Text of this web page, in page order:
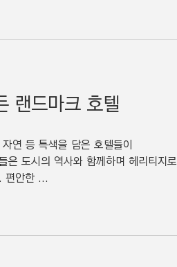
랜드마크 호텔
연 등 특색을 담은 호텔들이
은 도시의 역사와 함께하며 헤리티지로
편안한 ...